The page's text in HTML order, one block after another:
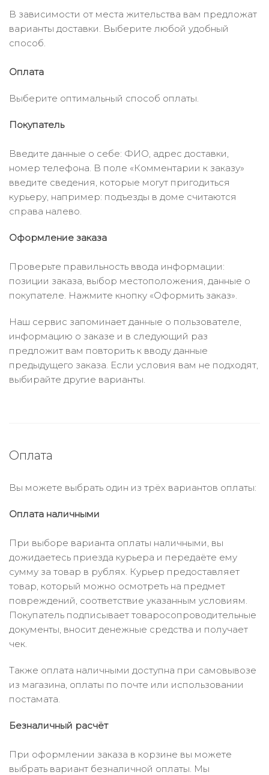
В зависимости от места жительства вам предложат
варианты доставки. Выберите любой удобный
способ.
Оплата
Выберите оптимальный способ оплаты.
Покупатель
Введите данные о себе: ФИО, адрес доставки,
номер телефона. В поле «Комментарии к заказу»
введите сведения, которые могут пригодиться
курьеру, например: подъезды в доме считаются
справа налево.
Оформление заказа
Проверьте правильность ввода информации:
позиции заказа, выбор местоположения, данные о
покупателе. Нажмите кнопку «Оформить заказ».
Наш сервис запоминает данные о пользователе,
информацию о заказе и в следующий раз
предложит вам повторить к вводу данные
предыдущего заказа. Если условия вам не подходят,
выбирайте другие варианты.
Оплата
Вы можете выбрать один из трёх вариантов оплаты:
Оплата наличными
При выборе варианта оплаты наличными, вы
дожидаетесь приезда курьера и передаёте ему
сумму за товар в рублях. Курьер предоставляет
товар, который можно осмотреть на предмет
повреждений, соответствие указанным условиям.
Покупатель подписывает товаросопроводительные
документы, вносит денежные средства и получает
чек.
Также оплата наличными доступна при самовывозе
из магазина, оплаты по почте или использовании
постамата.
Безналичный расчёт
При оформлении заказа в корзине вы можете
выбрать вариант безналичной оплаты. Мы